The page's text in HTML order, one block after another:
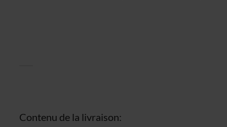
Contenu de la livraison: